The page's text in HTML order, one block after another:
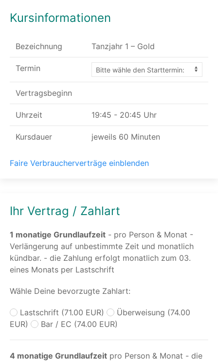
Kursinformationen
Bezeichnung Tanzjahr 1 – Gold
Termin
Vertragsbeginn
Uhrzeit 19:45 - 20:45 Uhr
Kursdauer jeweils 60 Minuten
Faire Verbraucherverträge einblenden
Ihr Vertrag / Zahlart
1 monatige Grundlaufzeit - pro Person & Monat -
Verlängerung auf unbestimmte Zeit und monatlich
kündbar. - die Zahlung erfolgt monatlich zum 03.
eines Monats per Lastschrift
Wähle Deine bevorzugte Zahlart:
Lastschrift (71.00 EUR)
Überweisung (74.00
EUR)
Bar / EC (74.00 EUR)
4 monatige Grundlaufzeit pro Person & Monat - die